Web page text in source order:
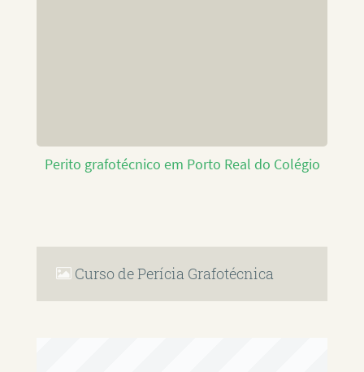
Perito grafotécnico em Porto Real do Colégio
Curso de Perícia Grafotécnica